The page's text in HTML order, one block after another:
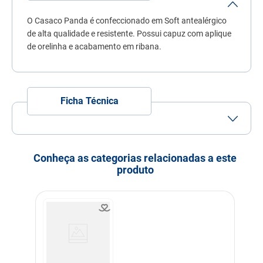
O Casaco Panda é confeccionado em Soft antealérgico
de alta qualidade e resistente. Possui capuz com aplique
de orelinha e acabamento em ribana.
Ficha Técnica
Cachorros
Modo de uso Vestimenta
Conheça as categorias relacionadas a este
produto
º
quatree
8º
sachê gato
9º
ração úmida
ração premier